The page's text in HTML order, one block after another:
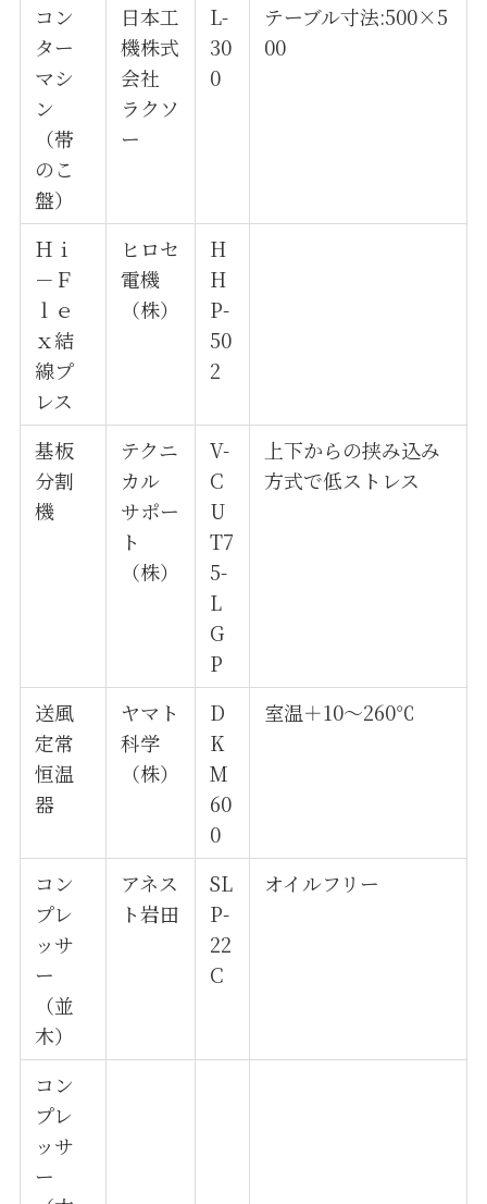
コン
ター
マシ
ン
（帯
のこ
盤）
日本工
機株式
会社
ラクソ
ー
L-
30
0
テーブル寸法:500×5
00
Ｈｉ
－Ｆ
ｌｅ
ｘ結
線プ
レス
ヒロセ
電機
（株）
H
H
P-
50
2
基板
分割
機
テクニ
カル
サポー
ト
（株）
V-
C
U
T7
5-
L
G
P
上下からの挟み込み
方式で低ストレス
送風
定常
恒温
器
ヤマト
科学
（株）
D
K
M
60
0
室温＋10～260℃
コン
プレ
ッサ
ー
（並
木）
アネス
ト岩田
SL
P-
22
C
オイルフリー
コン
プレ
ッサ
ー